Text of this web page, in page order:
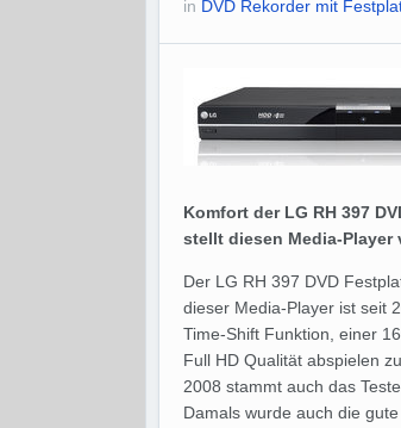
in DVD Rekorder mit
Komfort der LG RH 397
stellt diesen Media-Player
Der LG RH 397 DVD
dieser Media-Player ist seit
Time-Shift Funktion, einer
Full HD Qualität abspielen
2008 stammt auch das
Damals wurde auch die